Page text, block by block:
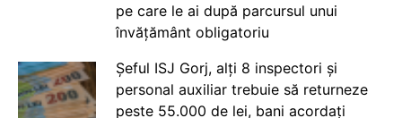
pe care le ai după parcursul unui
învățământ obligatoriu
Șeful ISJ Gorj, alți 8 inspectori și
personal auxiliar trebuie să returneze
peste 55.000 de lei, bani acordați